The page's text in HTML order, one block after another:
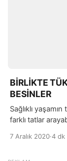
BİRLİKTE
BESİNLER
Sağlıklı
farklı tatlar
7 Aralık 2020·4 dk